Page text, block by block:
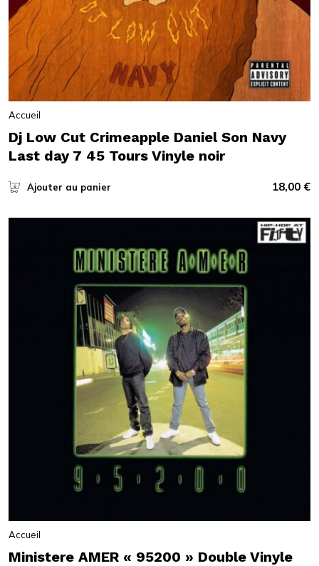
Accueil
Dj Low Cut Crimeapple Daniel Son Navy
Last day 7 45 Tours Vinyle noir
Ajouter au panier 18,00 €
Accueil
Ministere AMER « 95200 » Double Vinyle